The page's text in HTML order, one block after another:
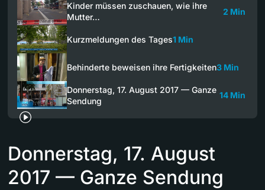
Kinder müssen zuschauen, wie ihre
Mutter…
2 Min
Kurzmeldungen des Tages1 Min
Behinderte beweisen ihre Fertigkeiten3 Min
Donnerstag, 17. August 2017 — Ganze
Sendung
14 Min
Donnerstag, 17. August
2017 — Ganze Sendung